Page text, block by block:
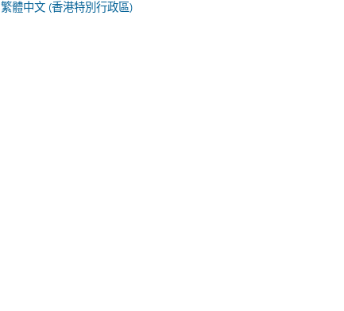
繁體中文 (香港特別行政區)